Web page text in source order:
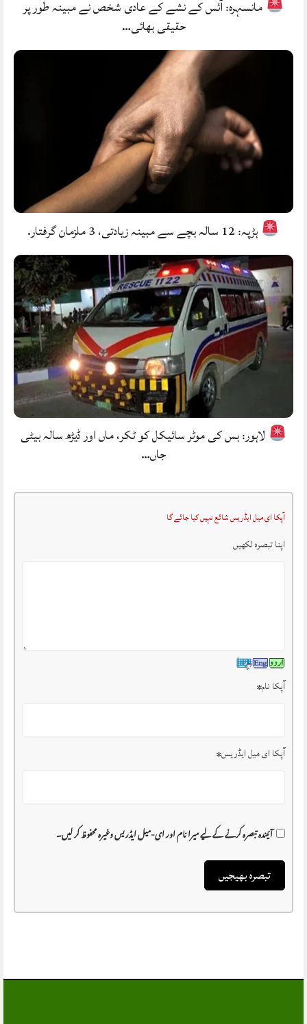
مانسہرہ: آئس کے نشے کے عادی شخص نے مبینہ طور پر
حقیقی بھائی…
ہڑپہ: 12 سالہ بچے سے مبینہ زیادتی، 3 ملزمان گرفتار.
لاہور: بس کی موٹر سائیکل کو ٹکر، ماں اور ڈیڑھ سالہ بیٹی
جاں…
آپکا ای میل ایڈریس شائع نہیں کیا جائے گا
اپنا تبصرہ لکھیں
آپکا نام*
آپکا ای میل ایڈریس*
آئیندہ تبصرہ کرنے کے لیے میرا نام اور ای-میل ایڈریس وغیرہ محفوظ کر لیں۔